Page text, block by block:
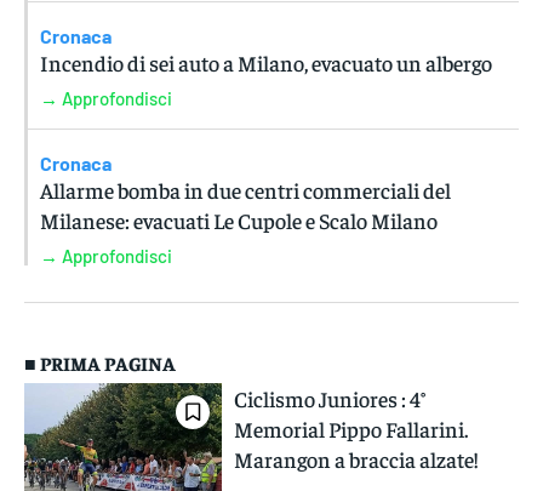
Cronaca
Incendio di sei auto a Milano, evacuato un albergo
→ Approfondisci
Cronaca
Allarme bomba in due centri commerciali del
Milanese: evacuati Le Cupole e Scalo Milano
→ Approfondisci
■ PRIMA PAGINA
Ciclismo Juniores : 4°
Memorial Pippo Fallarini.
Marangon a braccia alzate!